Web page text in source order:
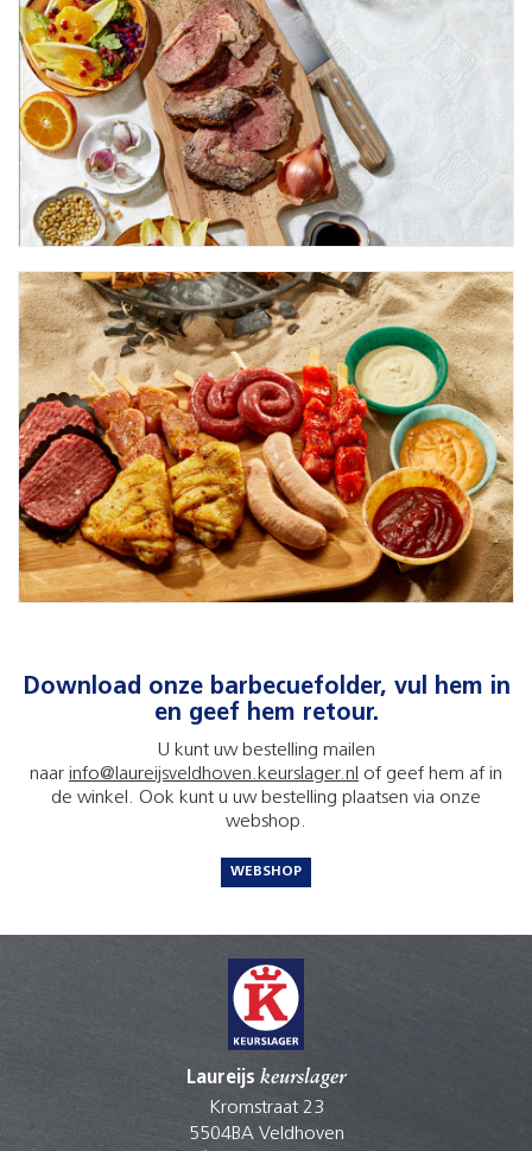
Download onze barbecuefolder, vul hem in
en geef hem retour.
U kunt uw bestelling mailen
naar info@laureijsveldhoven.keurslager.nl of geef hem af in
de winkel. Ook kunt u uw bestelling plaatsen via onze
webshop.
WEBSHOP
Laureijs keurslager
Kromstraat 23
5504BA Veldhoven